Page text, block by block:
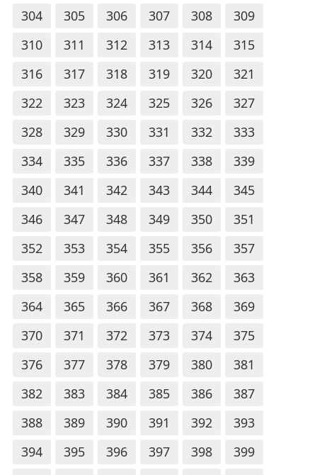
304
305 306 307 308
309
310
311 312 313 314
315
316
317 318 319 320
321
322
323 324 325 326
327
328
329 330 331 332
333
334
335 336 337 338
339
340
341 342 343 344
345
346
347 348 349 350
351
352
353 354 355 356
357
358
359 360 361 362
363
364
365 366 367 368
369
370
371 372 373 374
375
376
377 378 379 380
381
382
383 384 385 386
387
388
389 390 391 392
393
394
395 396 397 398
399